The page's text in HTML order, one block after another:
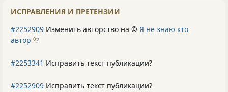
ИСПРАВЛЕНИЯ И ПРЕТЕНЗИИ
#2252909 Изменить авторство на © Я не знаю кто
автор 0?
#2253341 Исправить текст публикации?
#2252909 Исправить текст публикации?